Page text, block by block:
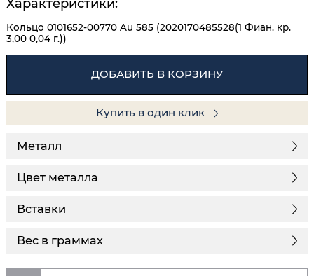
Характеристики:
Кольцо 0101652-00770 Au 585 (2020170485528(1 Фиан. кр.
3,00 0,04 г.))
ДОБАВИТЬ В КОРЗИНУ
Купить в один клик
Металл
Цвет металла
Вставки
Вес в граммах